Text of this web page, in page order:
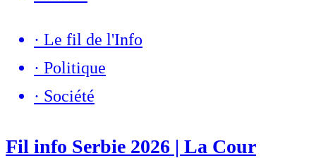
· Le fil de l'Info
· Politique
· Société
Fil info Serbie 2026 | La Cour